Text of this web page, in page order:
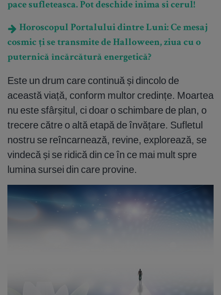
pace sufleteasca. Pot deschide inima si cerul!
Horoscopul Portalului dintre Luni: Ce mesaj
cosmic ți se transmite de Halloween, ziua cu o
puternică încărcătură energetică?
Este un drum care continuă și dincolo de
această viață, conform multor credințe. Moartea
nu este sfârșitul, ci doar o schimbare de plan, o
trecere către o altă etapă de învățare. Sufletul
nostru se reîncarnează, revine, explorează, se
vindecă și se ridică din ce în ce mai mult spre
lumina sursei din care provine.